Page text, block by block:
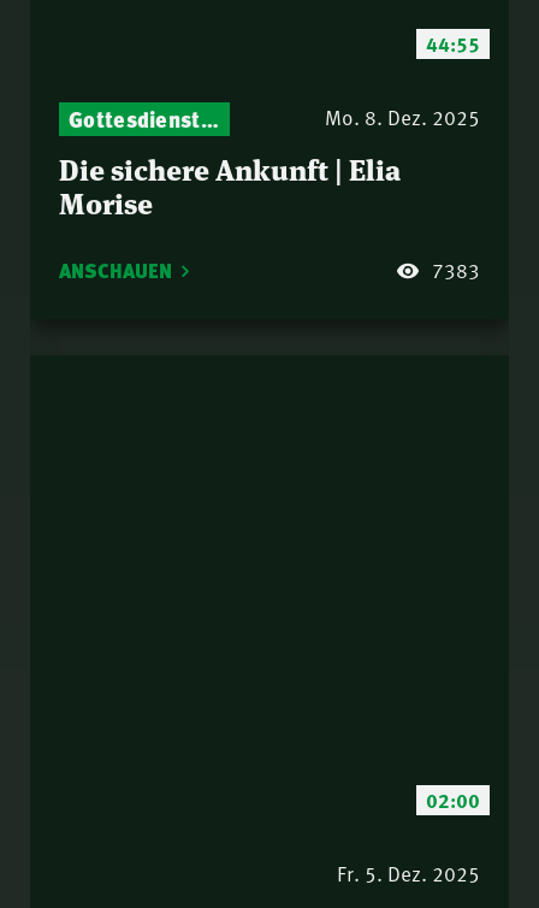
44:55
Gottesdienst-Botschaften – Jeden Sonntag neu: Aktuelle Predigten vom Mitternachtsruf Mo. 8. Dez. 2025
Die sichere Ankunft | Elia
Morise
ANSCHAUEN 7383
02:00
Fr. 5. Dez. 2025